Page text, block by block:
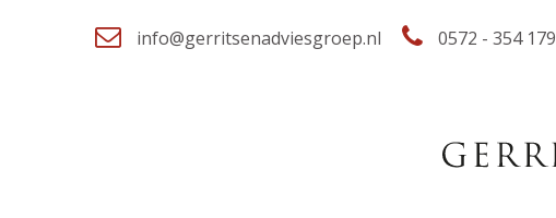
info@gerritsenadviesgroep.nl 0572 - 354 179